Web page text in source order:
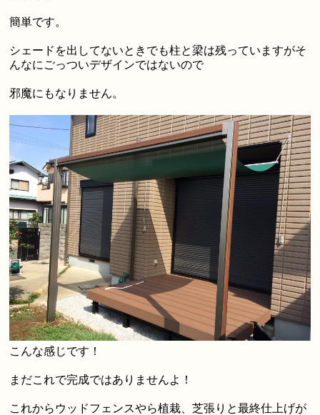
簡単です。
シェードを出してないときでも柱と梁は残っていますがそ
んなにごっついデザインではないので
邪魔にもなりません。
こんな感じです！
まだこれで完成ではありませんよ！
これからウッドフェンスやら植栽、芝張りと最終仕上げが